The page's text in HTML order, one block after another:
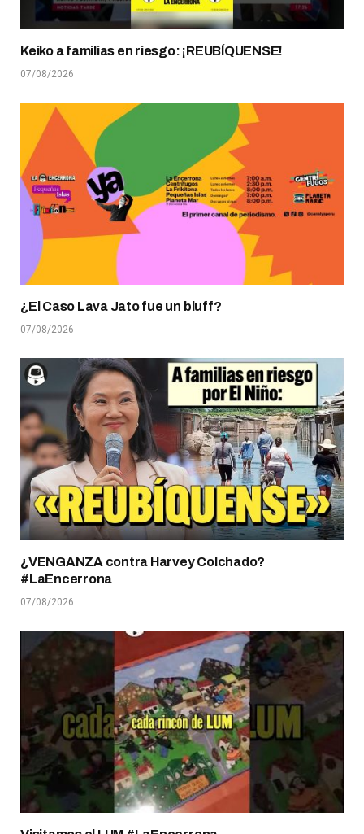
Keiko a familias en riesgo: ¡REUBÍQUENSE!
07/08/2026
¿El Caso Lava Jato fue un bluff?
07/08/2026
¿VENGANZA contra Harvey Colchado?
#LaEncerrona
07/08/2026